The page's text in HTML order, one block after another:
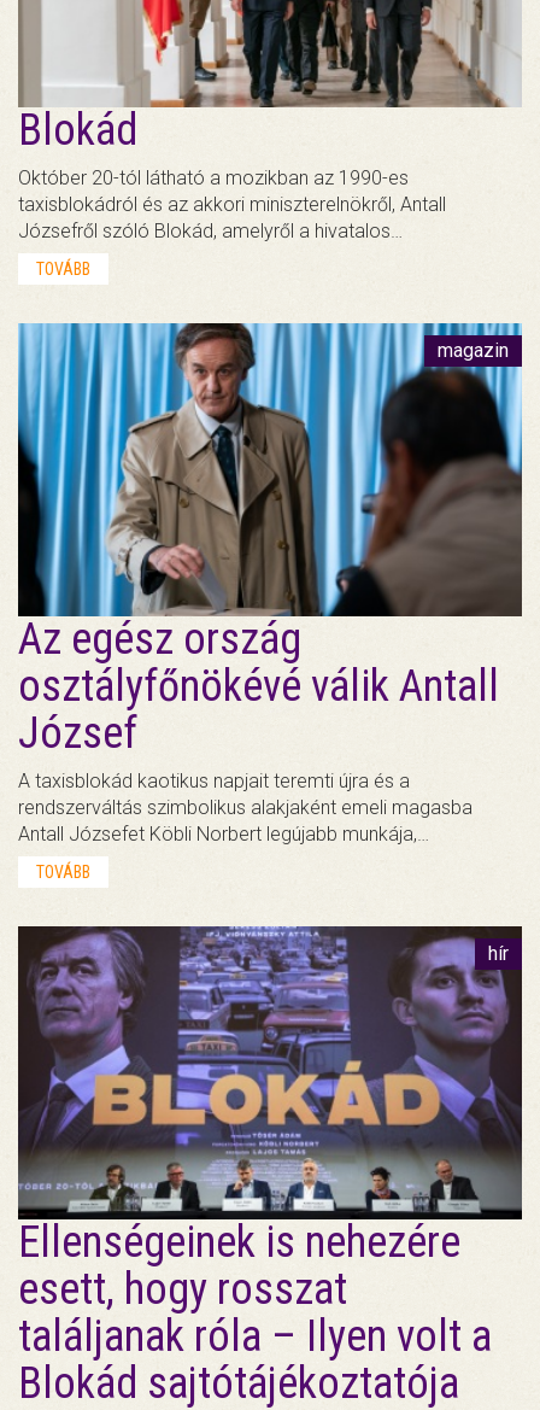
Blokád
Október 20-tól látható a mozikban az 1990-es
taxisblokádról és az akkori miniszterelnökről, Antall
Józsefről szóló Blokád, amelyről a hivatalos…
TOVÁBB
magazin
Az egész ország
osztályfőnökévé válik Antall
József
A taxisblokád kaotikus napjait teremti újra és a
rendszerváltás szimbolikus alakjaként emeli magasba
Antall Józsefet Köbli Norbert legújabb munkája,…
TOVÁBB
hír
Ellenségeinek is nehezére
esett, hogy rosszat
találjanak róla – Ilyen volt a
Blokád sajtótájékoztatója